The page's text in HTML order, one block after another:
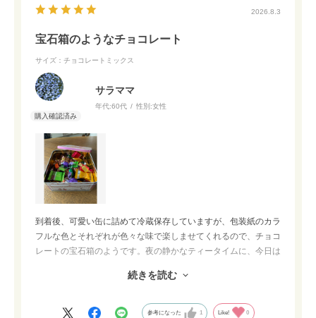
2026.8.3
宝石箱のようなチョコレート
サイズ：チョコレートミックス
サラママ
年代:60代 性別:女性
到着後、可愛い缶に詰めて冷蔵保存していますが、包装紙のカラ
フルな色とそれぞれが色々な味で楽しませてくれるので、チョコ
レートの宝石箱のようです。夜の静かなティータイムに、今日は
とても美味しいチョコレートで、価格にもお得感があったので購
続きを読む
参考になった 1 Like! 0